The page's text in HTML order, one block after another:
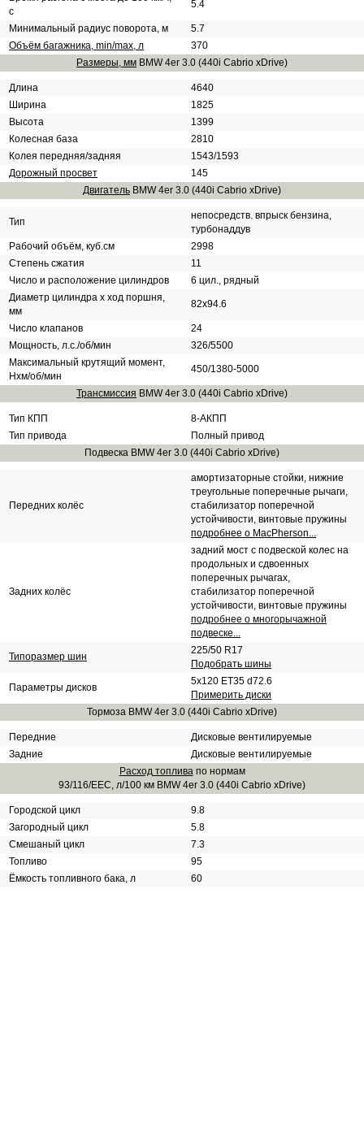
с
5.4
Минимальный радиус поворота, м
5.7
Объём багажника, min/max, л
370
Размеры, мм BMW 4er 3.0 (440i Cabrio xDrive)
Длина
4640
Ширина
1825
Высота
1399
Колесная база
2810
Колея передняя/задняя
1543/1593
Дорожный просвет
145
Двигатель BMW 4er 3.0 (440i Cabrio xDrive)
Тип
непосредств. впрыск бензина,
турбонаддув
Рабочий объём, куб.см
2998
Степень сжатия
11
Число и расположение цилиндров
6 цил., рядный
Диаметр цилиндра х ход поршня,
мм
82x94.6
Число клапанов
24
Мощность, л.с./об/мин
326/5500
Максимальный крутящий момент,
Нхм/об/мин
450/1380-5000
Трансмиссия BMW 4er 3.0 (440i Cabrio xDrive)
Тип КПП
8-АКПП
Тип привода
Полный привод
Подвеска BMW 4er 3.0 (440i Cabrio xDrive)
Передних колёс
амортизаторные стойки, нижние
треугольные поперечные рычаги,
стабилизатор поперечной
устойчивости, винтовые пружины
подробнее о MacPherson...
Задних колёс
задний мост с подвеской колес на
продольных и сдвоенных
поперечных рычагах,
стабилизатор поперечной
устойчивости, винтовые пружины
подробнее о многорычажной
подвеске...
Типоразмер шин
225/50 R17
Подобрать шины
Параметры дисков
5x120 ET35 d72.6
Примерить диски
Тормоза BMW 4er 3.0 (440i Cabrio xDrive)
Передние
Дисковые вентилируемые
Задние
Дисковые вентилируемые
Расход топливапо нормам
93/116/EEC, л/100 км BMW 4er 3.0 (440i Cabrio xDrive)
Городской цикл
9.8
Загородный цикл
5.8
Смешаный цикл
7.3
Топливо
95
Ёмкость топливного бака, л
60